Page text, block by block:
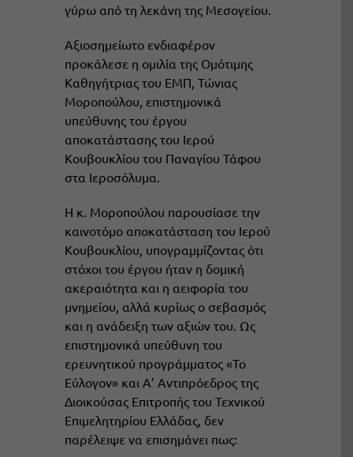
γύρω από τη λεκάνη της Μεσογείου.
Αξιοσημείωτο ενδιαφέρον
προκάλεσε η ομιλία της Ομότιμης
Καθηγήτριας του ΕΜΠ, Τώνιας
Μοροπούλου, επιστημονικά
υπεύθυνης του έργου
αποκατάστασης του Ιερού
Κουβουκλίου του Παναγίου Τάφου
στα Ιεροσόλυμα.
Η κ. Μοροπούλου παρουσίασε την
καινοτόμο αποκατάσταση του Ιερού
Κουβουκλίου, υπογραμμίζοντας ότι
στόχοι του έργου ήταν η δομική
ακεραιότητα και η αειφορία του
μνημείου, αλλά κυρίως ο σεβασμός
και η ανάδειξη των αξιών του. Ως
επιστημονικά υπεύθυνη του
ερευνητικού προγράμματος «Το
Εύλογον» και Α’ Αντιπρόεδρος της
Διοικούσας Επιτροπής του Τεχνικού
Επιμελητηρίου Ελλάδας, δεν
παρέλειψε να επισημάνει πως: